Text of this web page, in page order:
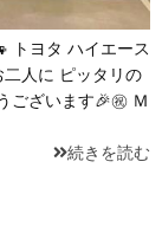
トヨタ ハイエース
人に ピッタリの
ございます🎉㊗️ Ｍ
続きを読む